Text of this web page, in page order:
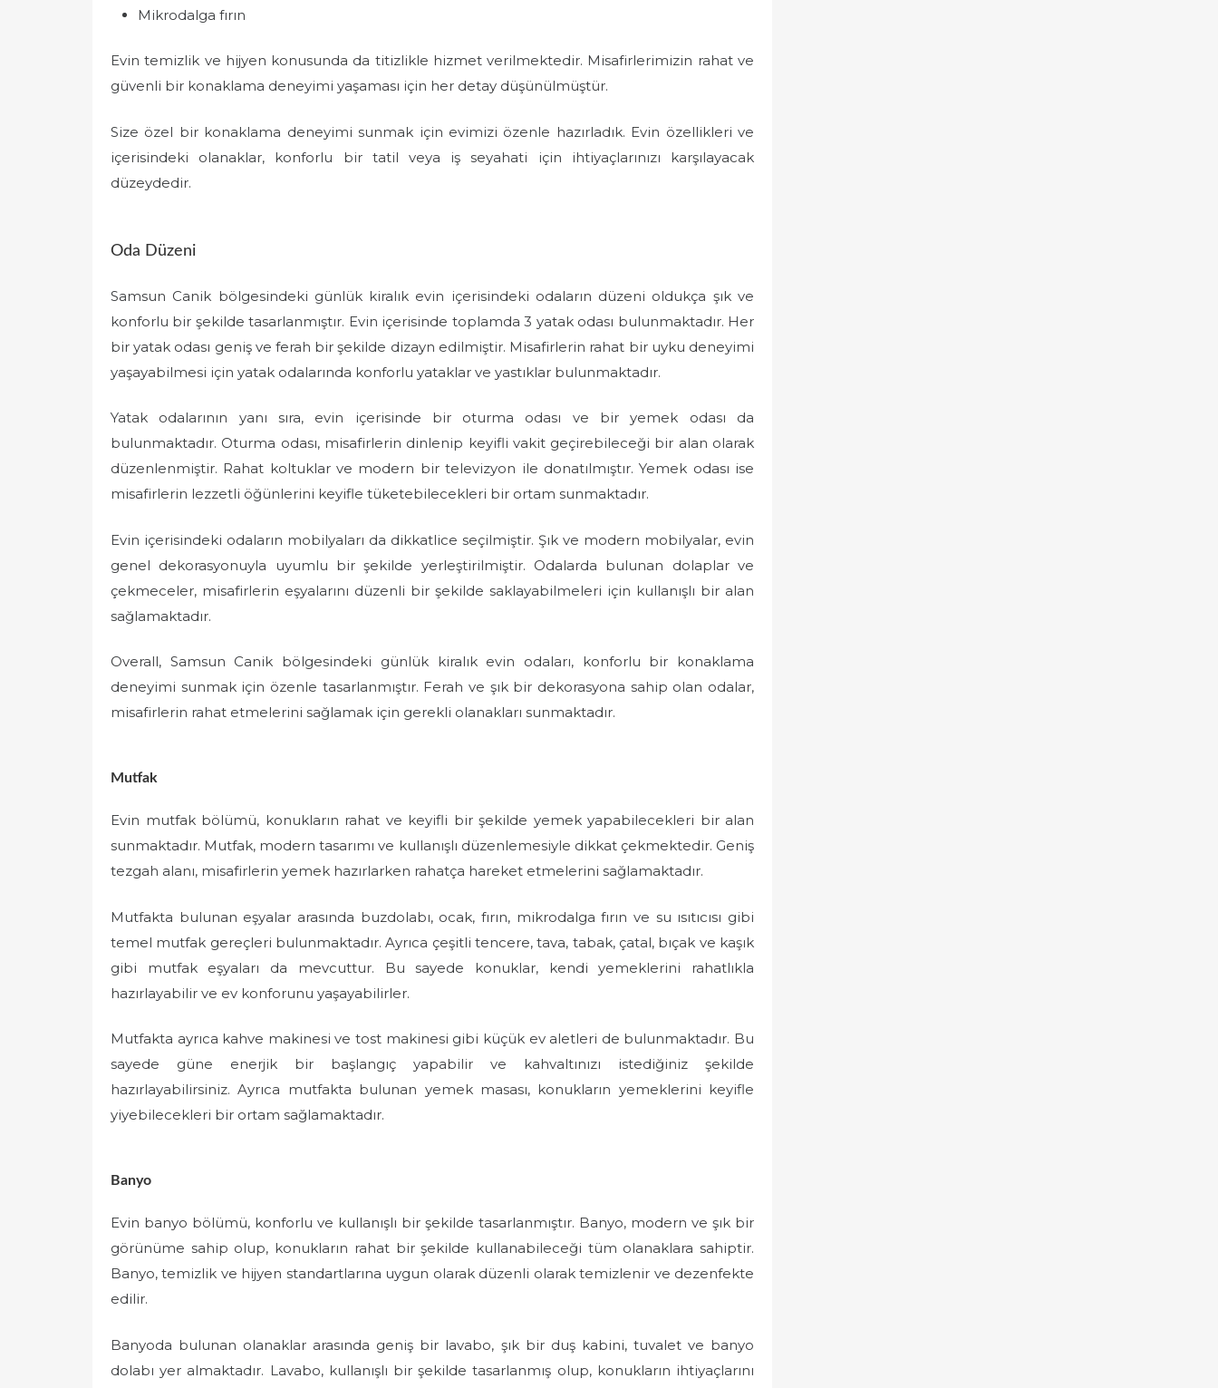
Mikrodalga fırın
Evin temizlik ve hijyen konusunda da titizlikle hizmet verilmektedir. Misafirlerimizin rahat ve
güvenli bir konaklama deneyimi yaşaması için her detay düşünülmüştür.
Size özel bir konaklama deneyimi sunmak için evimizi özenle hazırladık. Evin özellikleri ve
içerisindeki olanaklar, konforlu bir tatil veya iş seyahati için ihtiyaçlarınızı karşılayacak
düzeydedir.
Oda Düzeni
Samsun Canik bölgesindeki günlük kiralık evin içerisindeki odaların düzeni oldukça şık ve
konforlu bir şekilde tasarlanmıştır. Evin içerisinde toplamda 3 yatak odası bulunmaktadır. Her
bir yatak odası geniş ve ferah bir şekilde dizayn edilmiştir. Misafirlerin rahat bir uyku deneyimi
yaşayabilmesi için yatak odalarında konforlu yataklar ve yastıklar bulunmaktadır.
Yatak odalarının yanı sıra, evin içerisinde bir oturma odası ve bir yemek odası da
bulunmaktadır. Oturma odası, misafirlerin dinlenip keyifli vakit geçirebileceği bir alan olarak
düzenlenmiştir. Rahat koltuklar ve modern bir televizyon ile donatılmıştır. Yemek odası ise
misafirlerin lezzetli öğünlerini keyifle tüketebilecekleri bir ortam sunmaktadır.
Evin içerisindeki odaların mobilyaları da dikkatlice seçilmiştir. Şık ve modern mobilyalar, evin
genel dekorasyonuyla uyumlu bir şekilde yerleştirilmiştir. Odalarda bulunan dolaplar ve
çekmeceler, misafirlerin eşyalarını düzenli bir şekilde saklayabilmeleri için kullanışlı bir alan
sağlamaktadır.
Overall, Samsun Canik bölgesindeki günlük kiralık evin odaları, konforlu bir konaklama
deneyimi sunmak için özenle tasarlanmıştır. Ferah ve şık bir dekorasyona sahip olan odalar,
misafirlerin rahat etmelerini sağlamak için gerekli olanakları sunmaktadır.
Mutfak
Evin mutfak bölümü, konukların rahat ve keyifli bir şekilde yemek yapabilecekleri bir alan
sunmaktadır. Mutfak, modern tasarımı ve kullanışlı düzenlemesiyle dikkat çekmektedir. Geniş
tezgah alanı, misafirlerin yemek hazırlarken rahatça hareket etmelerini sağlamaktadır.
Mutfakta bulunan eşyalar arasında buzdolabı, ocak, fırın, mikrodalga fırın ve su ısıtıcısı gibi
temel mutfak gereçleri bulunmaktadır. Ayrıca çeşitli tencere, tava, tabak, çatal, bıçak ve kaşık
gibi mutfak eşyaları da mevcuttur. Bu sayede konuklar, kendi yemeklerini rahatlıkla
hazırlayabilir ve ev konforunu yaşayabilirler.
Mutfakta ayrıca kahve makinesi ve tost makinesi gibi küçük ev aletleri de bulunmaktadır. Bu
sayede güne enerjik bir başlangıç yapabilir ve kahvaltınızı istediğiniz şekilde
hazırlayabilirsiniz. Ayrıca mutfakta bulunan yemek masası, konukların yemeklerini keyifle
yiyebilecekleri bir ortam sağlamaktadır.
Banyo
Evin banyo bölümü, konforlu ve kullanışlı bir şekilde tasarlanmıştır. Banyo, modern ve şık bir
görünüme sahip olup, konukların rahat bir şekilde kullanabileceği tüm olanaklara sahiptir.
Banyo, temizlik ve hijyen standartlarına uygun olarak düzenli olarak temizlenir ve dezenfekte
edilir.
Banyoda bulunan olanaklar arasında geniş bir lavabo, şık bir duş kabini, tuvalet ve banyo
dolabı yer almaktadır. Lavabo, kullanışlı bir şekilde tasarlanmış olup, konukların ihtiyaçlarını